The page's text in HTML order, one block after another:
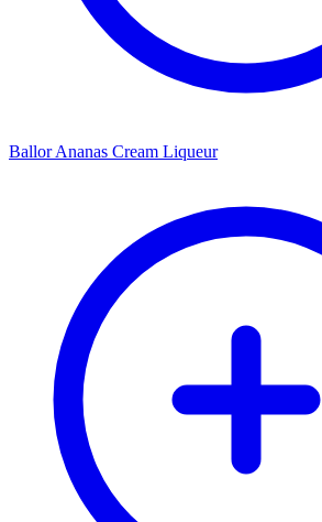
Ballor Ananas Cream Liqueur